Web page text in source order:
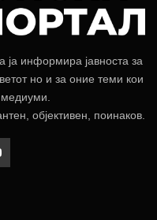
ја информира јавноста за
но и за оние теми кои
медиуми.
објективен, поинаков.